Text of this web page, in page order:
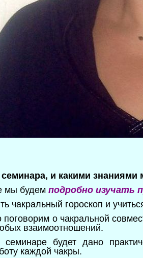
и какими знаниями
мы будемподробно изучать
чакральный гороскоп и
поговорим о чакральной
взаимоотношений.
будет дано
каждой чакры.